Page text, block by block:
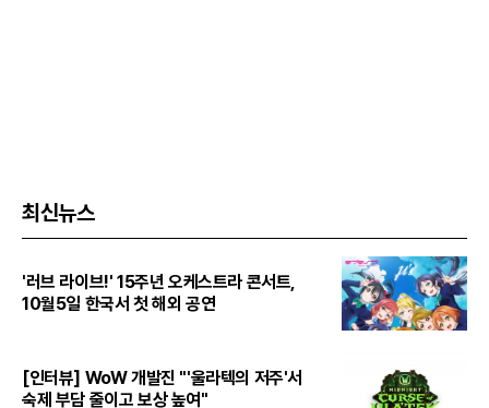
최신뉴스
'러브 라이브!' 15주년 오케스트라 콘서트,
10월5일 한국서 첫 해외 공연
[인터뷰] WoW 개발진 "'울라텍의 저주'서
숙제 부담 줄이고 보상 높여"